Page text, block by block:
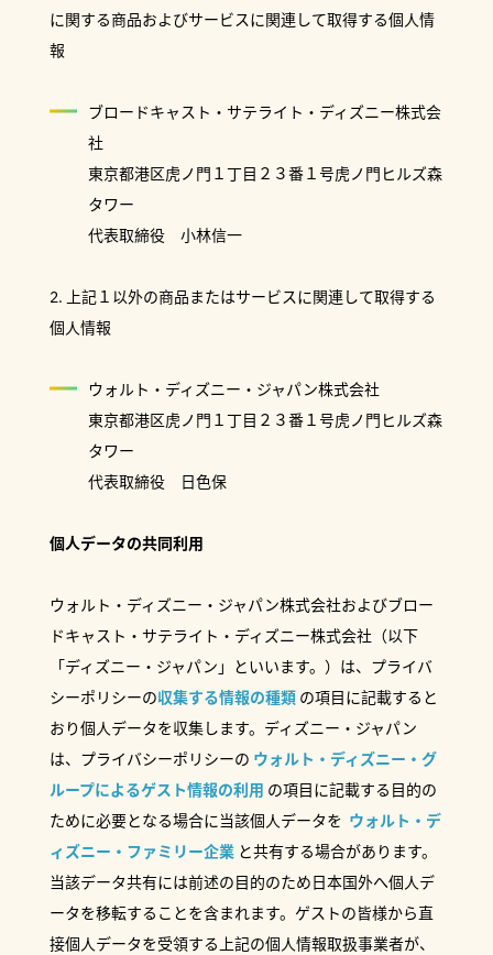
に関する商品およびサービスに関連して取得する個人情
報
ブロードキャスト・サテライト・ディズニー株式会
社
東京都港区虎ノ門１丁目２３番１号虎ノ門ヒルズ森
タワー
代表取締役 小林信一
2. 上記１以外の商品またはサービスに関連して取得する
個人情報
ウォルト・ディズニー・ジャパン株式会社
東京都港区虎ノ門１丁目２３番１号虎ノ門ヒルズ森
タワー
代表取締役 日色保
個人データの共同利用
ウォルト・ディズニー・ジャパン株式会社およびブロー
ドキャスト・サテライト・ディズニー株式会社（以下
「ディズニー・ジャパン」といいます。）は、プライバ
シーポリシーの収集する情報の種類 の項目に記載すると
おり個人データを収集します。ディズニー・ジャパン
は、プライバシーポリシーの ウォルト・ディズニー・グ
ループによるゲスト情報の利用 の項目に記載する目的の
ために必要となる場合に当該個人データを ウォルト・デ
ィズニー・ファミリー企業 と共有する場合があります。
当該データ共有には前述の目的のため日本国外へ個人デ
ータを移転することを含まれます。ゲストの皆様から直
接個人データを受領する上記の個人情報取扱事業者が、